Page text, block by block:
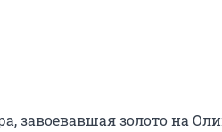
завоевавшая золото на